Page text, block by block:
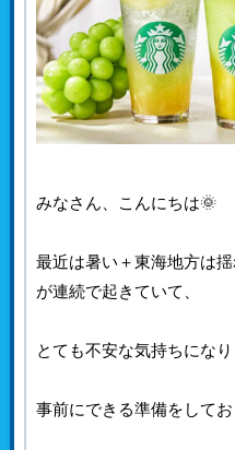
みなさん、こんにちは🌞
最近は暑い＋東海地方は
が連続で起きていて、
とても不安な気持ちになり
事前にできる準備をしてお